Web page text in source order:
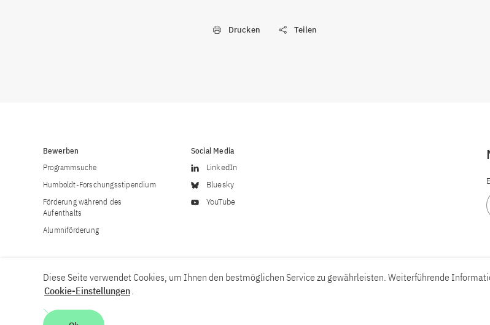
Drucken Teilen
Bewerben
Programmsuche
Humboldt-Forschungsstipendium
Förderung während des
Aufenthalts
Alumniförderung
Social Media
LinkedIn
Bluesky
YouTube
Diese Seite verwendet Cookies, um Ihnen den bestmöglichen Service zu gewährleisten. Weiterführende
Cookie-Einstellungen.